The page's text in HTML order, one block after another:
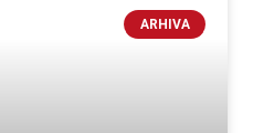
ARHIVA